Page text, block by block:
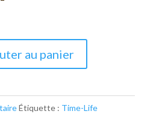
au panier
Étiquette : Time-Life